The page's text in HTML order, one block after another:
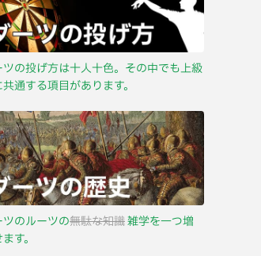
ツの投げ方は十人十色。その中でも上級
通する項目があります。
ツのルーツの無駄な知識雑学を一つ増
す。